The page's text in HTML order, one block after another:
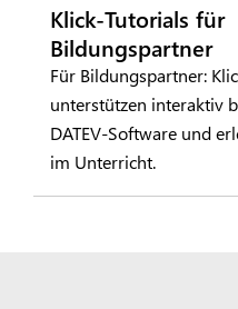
Klick-Tutorials für
Bildungspartner
Für Bildungspartner:
unterstützen interaktiv
DATEV-Software und
im Unterricht.